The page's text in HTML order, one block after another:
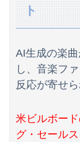
【画像】最新
南後杏子アナ
ト
AI生成の楽
し、音楽フ
反応が寄せら
米ビルボー
グ・セール